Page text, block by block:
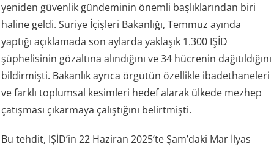
yeniden güvenlik gündeminin önemli başlıklarından biri
haline geldi. Suriye İçişleri Bakanlığı, Temmuz ayında
yaptığı açıklamada son aylarda yaklaşık 1.300 IŞİD
şüphelisinin gözaltına alındığını ve 34 hücrenin dağıtıldığını
bildirmişti. Bakanlık ayrıca örgütün özellikle ibadethaneleri
ve farklı toplumsal kesimleri hedef alarak ülkede mezhep
çatışması çıkarmaya çalıştığını belirtmişti.
Bu tehdit, IŞİD’in 22 Haziran 2025’te Şam’daki Mar İlyas